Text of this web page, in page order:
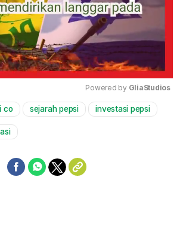
Mute
Powered by GliaStudios
co sejarah pepsi investasi pepsi